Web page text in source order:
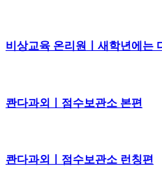
비상교육 온리원ㅣ새학년에는
콴다과외ㅣ점수보관소 본편
콴다과외ㅣ점수보관소 런칭편